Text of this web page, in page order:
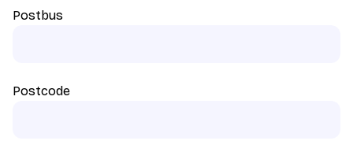
Postbus
Postcode